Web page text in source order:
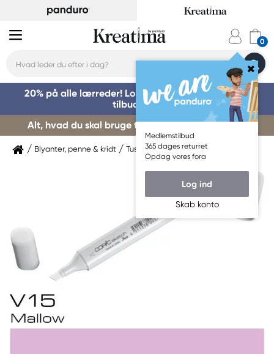
Medlemstilbud
365 dages returret
Opdag vores fora
Log ind
Skab konto
20% på alle lærreder! Log på for at benytte dig af
tilbuddet »
Alt, hvad du skal bruge til kursusstart – køb her »
Blyanter, penne & kridt Tuschpenne & markers